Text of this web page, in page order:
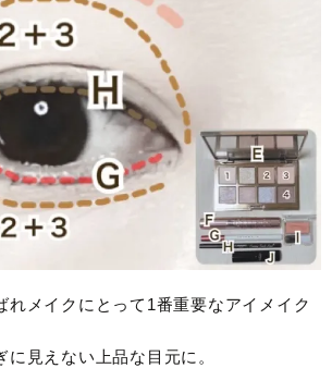
れメイクにとって1番重要なアイメイク
見えない上品な目元に。